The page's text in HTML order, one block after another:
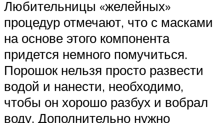
Любительницы «желейных»
процедур отмечают, что с масками
на основе этого компонента
придется немного помучиться.
Порошок нельзя просто развести
водой и нанести, необходимо,
чтобы он хорошо разбух и вобрал
воду. Дополнительно нужно